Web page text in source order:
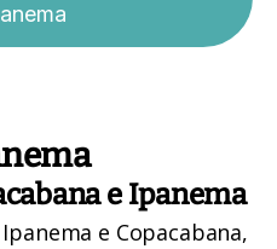
e Ipanema
e Copacabana,